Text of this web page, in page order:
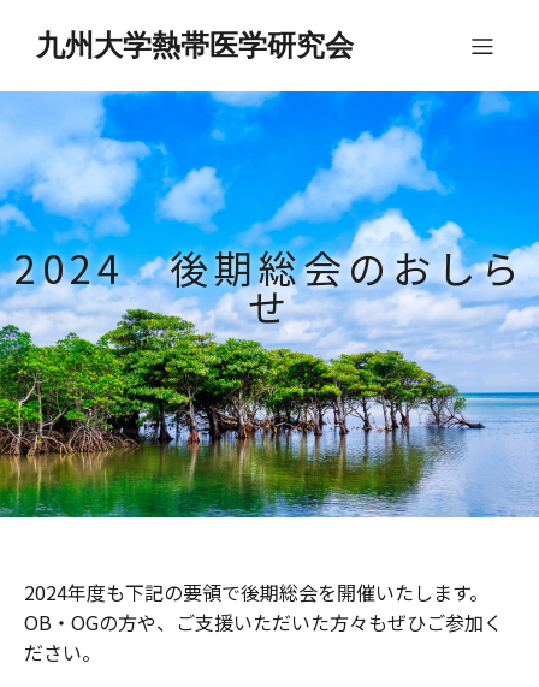
九州大学熱帯医学研究会
2024 後期総会のおしら
せ
2024年度も下記の要領で後期総会を開催いたします。
OB・OGの方や、ご支援いただいた方々もぜひご参加く
ださい。